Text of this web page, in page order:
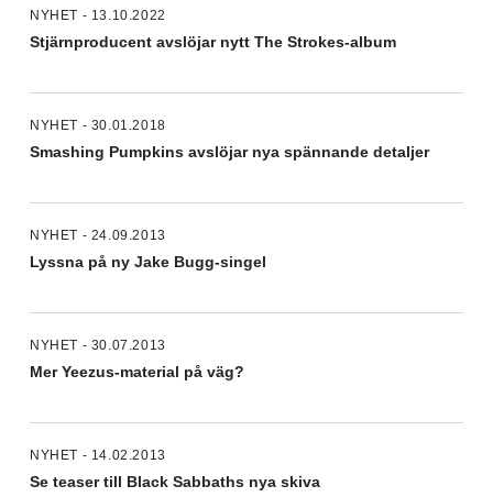
NYHET - 13.10.2022
Stjärnproducent avslöjar nytt The Strokes-album
NYHET - 30.01.2018
Smashing Pumpkins avslöjar nya spännande detaljer
NYHET - 24.09.2013
Lyssna på ny Jake Bugg-singel
NYHET - 30.07.2013
Mer Yeezus-material på väg?
NYHET - 14.02.2013
Se teaser till Black Sabbaths nya skiva